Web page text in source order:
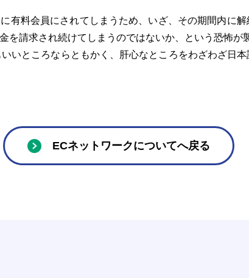
有料会員にされてしまうため、いざ、その期間内に
を請求され続けてしまうのではないか、という恐怖が
いところならともかく、肝心なところをわざわざ日
ECネットワークについてへ戻る